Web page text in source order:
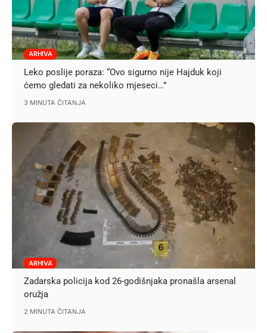
ARHIVA
Leko poslije poraza: “Ovo sigurno nije Hajduk koji
ćemo gledati za nekoliko mjeseci…”
3 MINUTA ČITANJA
ARHIVA
Zadarska policija kod 26-godišnjaka pronašla arsenal
oružja
2 MINUTA ČITANJA